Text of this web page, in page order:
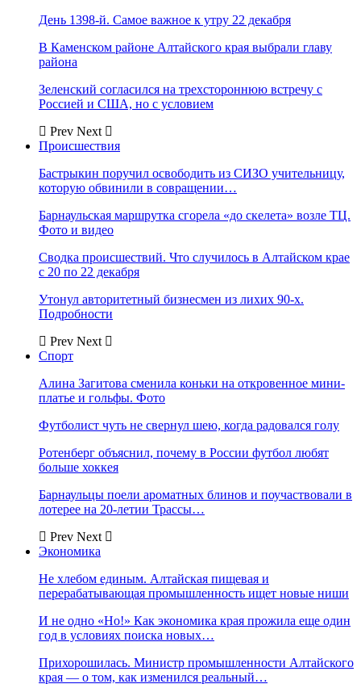
День 1398-й. Самое важное к утру 22 декабря
В Каменском районе Алтайского края выбрали главу
района
Зеленский согласился на трехстороннюю встречу с
Россией и США, но с условием
Prev Next
Происшествия
Бастрыкин поручил освободить из СИЗО учительницу,
которую обвинили в совращении…
Барнаульская маршрутка сгорела «до скелета» возле ТЦ.
Фото и видео
Сводка происшествий. Что случилось в Алтайском крае
с 20 по 22 декабря
Утонул авторитетный бизнесмен из лихих 90-х.
Подробности
Prev Next
Спорт
Алина Загитова сменила коньки на откровенное мини-
платье и гольфы. Фото
Футболист чуть не свернул шею, когда радовался голу
Ротенберг объяснил, почему в России футбол любят
больше хоккея
Барнаульцы поели ароматных блинов и поучаствовали в
лотерее на 20-летии Трассы…
Prev Next
Экономика
Не хлебом единым. Алтайская пищевая и
перерабатывающая промышленность ищет новые ниши
И не одно «Но!» Как экономика края прожила еще один
год в условиях поиска новых…
Прихорошилась. Министр промышленности Алтайского
края — о том, как изменился реальный…